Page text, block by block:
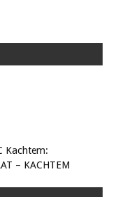
Kachtem:
– KACHTEM